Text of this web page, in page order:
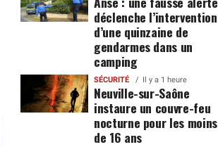
déclenche l’intervention
d’une quinzaine de
gendarmes dans un
camping
SÉCURITÉ Il y a 1 heure
Neuville-sur-Saône
instaure un couvre-feu
nocturne pour les moins
de 16 ans